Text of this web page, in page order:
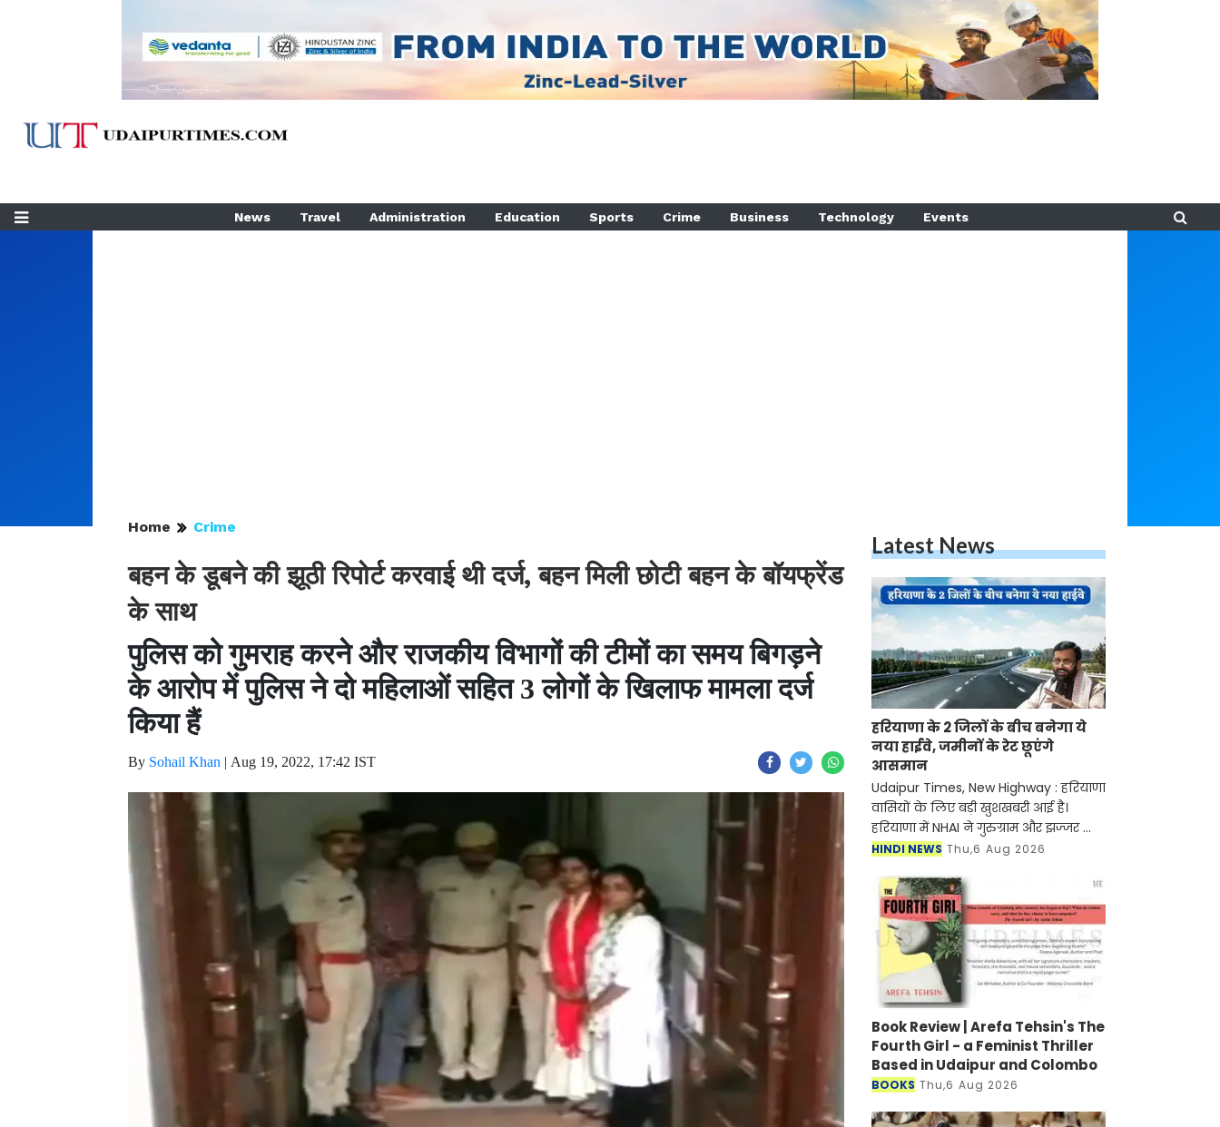
News Travel Administration Education Sports Crime Business Technology Events
Home Crime
बहन के डूबने की झूठी रिपोर्ट करवाई थी दर्ज, बहन मिली छोटी बहन के बॉयफ्रेंड
के साथ
पुलिस को गुमराह करने और राजकीय विभागों की टीमों का समय बिगड़ने
के आरोप में पुलिस ने दो महिलाओं सहित 3 लोगों के खिलाफ मामला दर्ज
किया हैं
By Sohail Khan | Aug 19, 2022, 17:42 IST
Latest News
हरियाणा के 2 जिलों के बीच बनेगा ये
नया हाईवे, जमीनों के रेट छूएंगे
आसमान
Udaipur Times, New Highway : हरियाणा
वासियों के लिए बड़ी खुशखबरी आई है।
हरियाणा में NHAI ने गुरुग्राम और झज्जर को
जोड़ने के लिए नए हाईवे के निर्माण जल्द ही
इस
HINDI NEWS Thu,6 Aug 2026
Book Review | Arefa Tehsin's The
Fourth Girl - a Feminist Thriller
Based in Udaipur and Colombo
BOOKS Thu,6 Aug 2026